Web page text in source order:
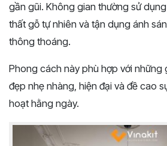
gần gũi. Không gian thường sử
thất gỗ tự nhiên và tận dụng ánh
thông thoáng.
Phong cách này phù hợp với những
đẹp nhẹ nhàng, hiện đại và đề cao
hoạt hằng ngày.